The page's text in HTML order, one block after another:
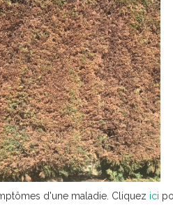
d'une maladie. Cliquez ici